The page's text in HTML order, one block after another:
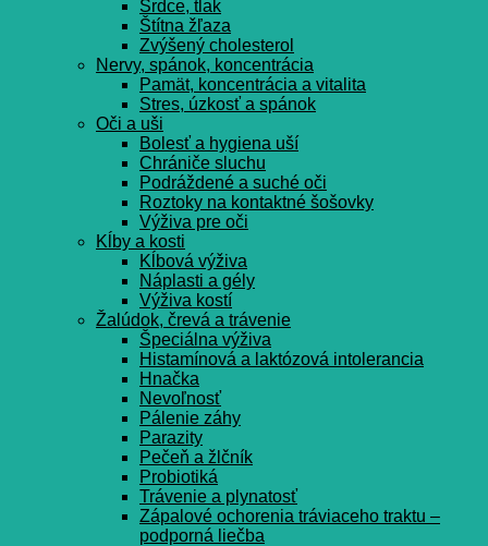
Srdce, tlak
Štítna žľaza
Zvýšený cholesterol
Nervy, spánok, koncentrácia
Pamät, koncentrácia a vitalita
Stres, úzkosť a spánok
Oči a uši
Bolesť a hygiena uší
Chrániče sluchu
Podráždené a suché oči
Roztoky na kontaktné šošovky
Výživa pre oči
Kĺby a kosti
Kĺbová výživa
Náplasti a gély
Výživa kostí
Žalúdok, črevá a trávenie
Špeciálna výživa
Histamínová a laktózová intolerancia
Hnačka
Nevoľnosť
Pálenie záhy
Parazity
Pečeň a žlčník
Probiotiká
Trávenie a plynatosť
Zápalové ochorenia tráviaceho traktu –
podporná liečba